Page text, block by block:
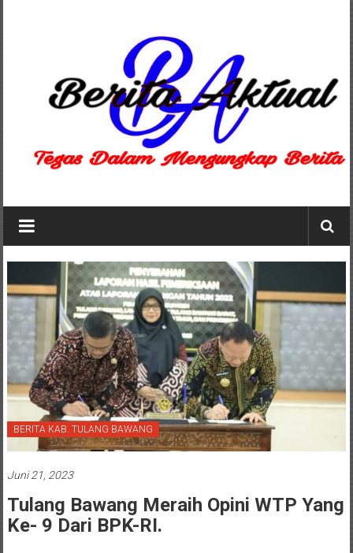
Berita
Aktual
berita
terpercaya
BERITA KAB. TULANG BAWANG
Juni 21, 2023
Tulang Bawang Meraih Opini WTP Yang
Ke- 9 Dari BPK-RI.